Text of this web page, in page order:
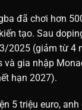
đã chơi hơn
tạo. Sau
2025 (giảm từ 4
và gia nhập
hạn 2027).
5 triệu euro, anh